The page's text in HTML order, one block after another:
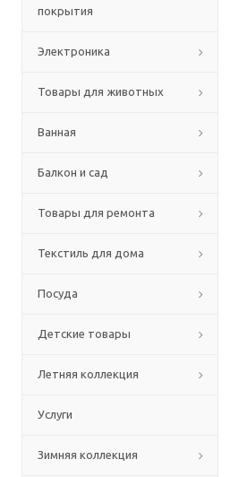
покрытия
Электроника
Товары для животных
Ванная
Балкон и сад
Товары для ремонта
Текстиль для дома
Посуда
Детские товары
Летняя коллекция
Услуги
Зимняя коллекция